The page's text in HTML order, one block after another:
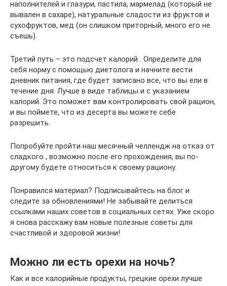
наполнителей и глазури, пастила, мармелад (который не
вывален в сахаре), натуральные сладости из фруктов и
сухофруктов, мед (он слишком приторный, много его не
съешь).
Третий путь – это подсчет калорий . Определите для
себя норму с помощью диетолога и начните вести
дневник питания, где будет записано все, что вы ели в
течение дня. Лучше в виде таблицы и с указанием
калорий. Это поможет вам контролировать свой рацион,
и вы поймете, что из десерта вы можете себе
разрешить.
Попробуйте пройти наш месячный челлендж на отказ от
сладкого , возможно после его прохождения, вы по-
другому будете относиться к своему рациону.
Понравился материал? Подписывайтесь на блог и
следите за обновлениями! Не забывайте делиться
ссылками наших советов в социальных сетях. Уже скоро
я снова расскажу вам новые полезные советы для
счастливой и здоровой жизни!
Можно ли есть орехи на ночь?
Как и все калорийные продукты, грецкие орехи лучше